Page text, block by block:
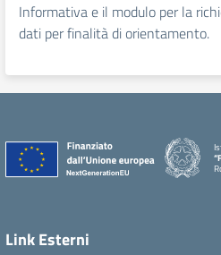
Informativa e il modulo per la
dati per finalità di orientamento.
Link Esterni